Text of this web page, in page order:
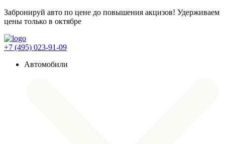
Забронируй авто по цене до повышения акцизов! Удерживаем
цены только в октябре
+7 (495) 023-91-09
Автомобили